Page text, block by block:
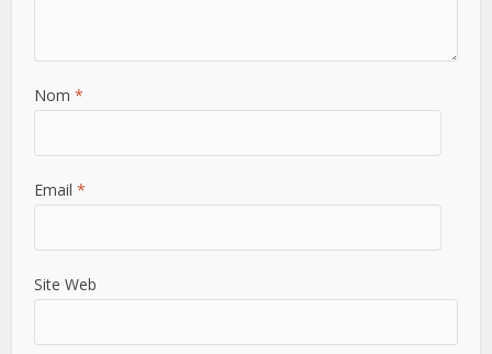
Nom *
Email *
Site Web